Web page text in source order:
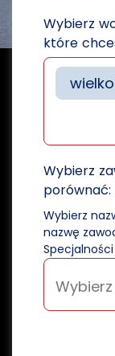
Wybierz
które
Wybierz
porównać:
Wybierz
nazwę
Specjalności